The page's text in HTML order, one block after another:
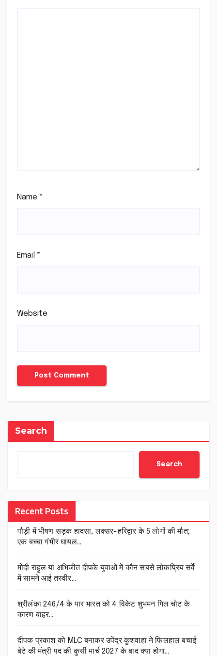
Name *
Email *
Website
Search
Search
Recent Posts
पौड़ी में भीषण सड़क हादसा, लक्सर-हरिद्वार के 5 लोगों की मौत;
एक बच्चा गंभीर घायल…
मोदी राहुल या अभिजीत दीपके युवाओं में कौन सबसे लोकप्रिय सर्वे
में सामने आई तस्वीर…
श्रीलंका 246/4 के पार भारत को 4 विकेट शुभमन गिल चोट के
कारण बाहर…
दीपक प्रकाश को MLC बनाकर उपेंद्र कुशवाहा ने फिलहाल बचाई
बेटे की मंत्री पद की कुर्सी मार्च 2027 के बाद क्या होगा…